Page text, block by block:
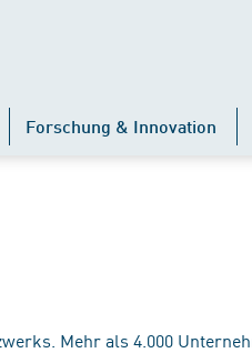
Forschung & Innovation
Mehr als 4.000